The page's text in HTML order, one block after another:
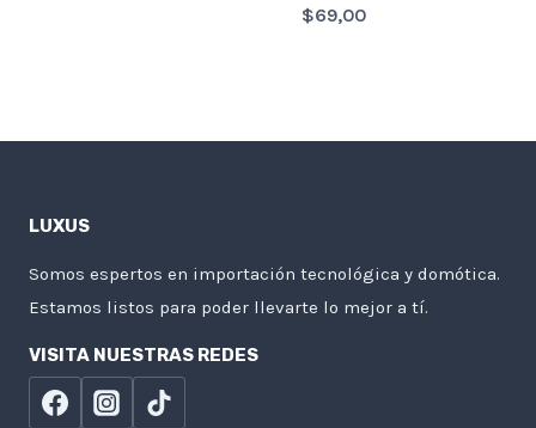
$69,00
LUXUS
Somos espertos en importación tecnológica y domótica.
Estamos listos para poder llevarte lo mejor a tí.
VISITA NUESTRAS REDES